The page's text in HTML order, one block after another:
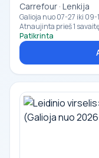
Carrefour · Lenkija
Galioja nuo 07-27 iki 09-
Atnaujinta prieš 1
Patikrinta